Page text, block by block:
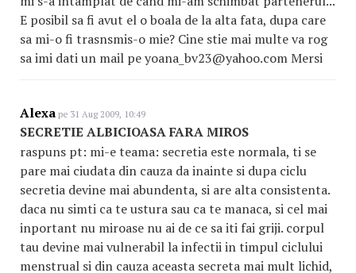
E posibil sa fi avut el o boala de la alta fata, dupa care
sa mi-o fi trasnsmis-o mie? Cine stie mai multe va rog
sa imi dati un mail pe yoana_bv23@yahoo.com Mersi
Alexa pe 31 Aug 2009, 10:49
SECRETIE ALBICIOASA FARA MIROS
raspuns pt: mi-e teama: secretia este normala, ti se
pare mai ciudata din cauza da inainte si dupa ciclu
secretia devine mai abundenta, si are alta consistenta.
daca nu simti ca te ustura sau ca te manaca, si cel mai
inportant nu miroase nu ai de ce sa iti fai griji. corpul
tau devine mai vulnerabil la infectii in timpul ciclului
menstrual si din cauza aceasta secreta mai mult lichid,